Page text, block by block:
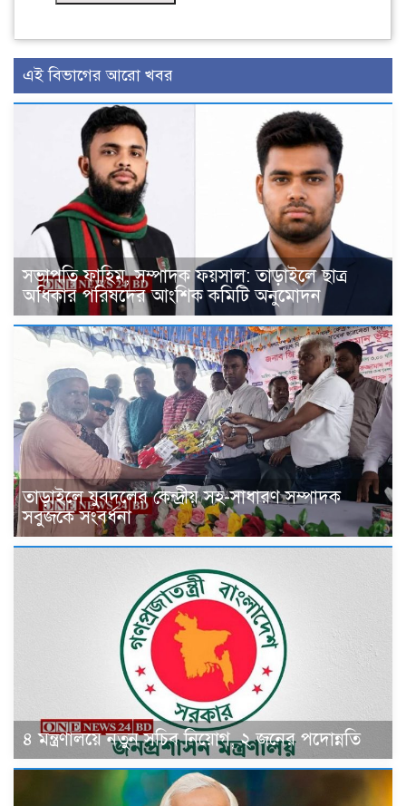
এই বিভাগের আরো খবর
সভাপতি ফাহিম, সম্পাদক ফয়সাল: তাড়াইলে ছাত্র
অধিকার পরিষদের আংশিক কমিটি অনুমোদন
তাড়াইলে যুবদলের কেন্দ্রীয় সহ-সাধারণ সম্পাদক
সবুজকে সংবর্ধনা
৪ মন্ত্রণালয়ে নতুন সচিব নিয়োগ, ২ জনের পদোন্নতি